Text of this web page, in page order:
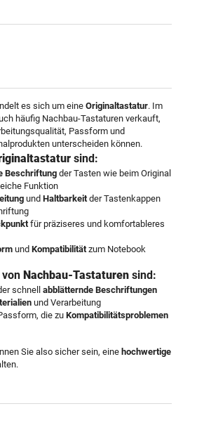
es sich um eine Originaltastatur. Im
häufig Nachbau-Tastaturen verkauft,
Passform und
unterscheiden können.
sind:
Beschriftung der Tasten wie beim Original
Funktion
und Haltbarkeit der Tastenkappen
für präziseres und komfortableres
und Kompatibilität zum Notebook
von Nachbau-Tastaturen sind:
schnell abblätternde Beschriftungen
und Verarbeitung
die zu Kompatibilitätsproblemen
Sie also sicher sein, eine hochwertige